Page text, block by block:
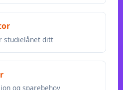
studielånet ditt
og sparebehov